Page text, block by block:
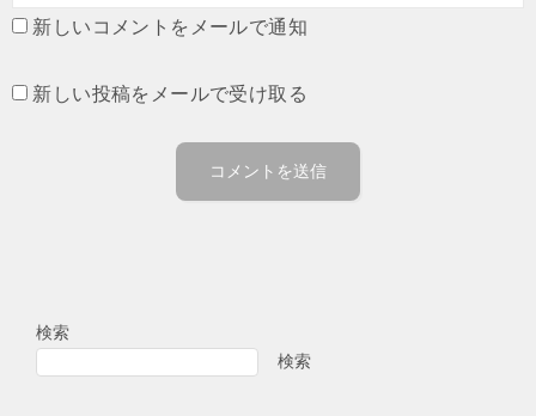
新しいコメントをメールで通知
新しい投稿をメールで受け取る
検索
検索